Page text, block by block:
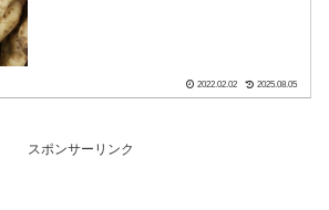
2022.02.02 2025.08.05
スポンサーリンク